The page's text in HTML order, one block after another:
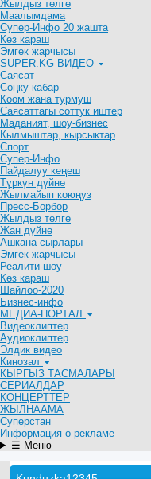
Жылдыз төлгө
Маалымдама
Супер-Инфо 20 жашта
Көз караш
Эмгек жарчысы
SUPER.KG ВИДЕО
Саясат
Cоңку кабар
Коом жана турмуш
Саясаттагы соттук иштер
Маданият, шоу-бизнес
Кылмыштар, кырсыктар
Спорт
Супер-Инфо
Пайдалуу кеңеш
Түркүн дүйнө
Жылмайып коюңуз
Пресс-Борбор
Жылдыз төлгө
Жан дүйнө
Ашкана сырлары
Эмгек жарчысы
Реалити-шоу
Көз караш
Шайлоо-2020
Бизнес-инфо
МЕДИА-ПОРТАЛ
Видеоклиптер
Аудиоклиптер
Элдик видео
Кинозал
КЫРГЫЗ ТАСМАЛАРЫ
СЕРИАЛДАР
КОНЦЕРТТЕР
ЖЫЛНААМА
Суперстан
Информация о рекламе
☰ Меню